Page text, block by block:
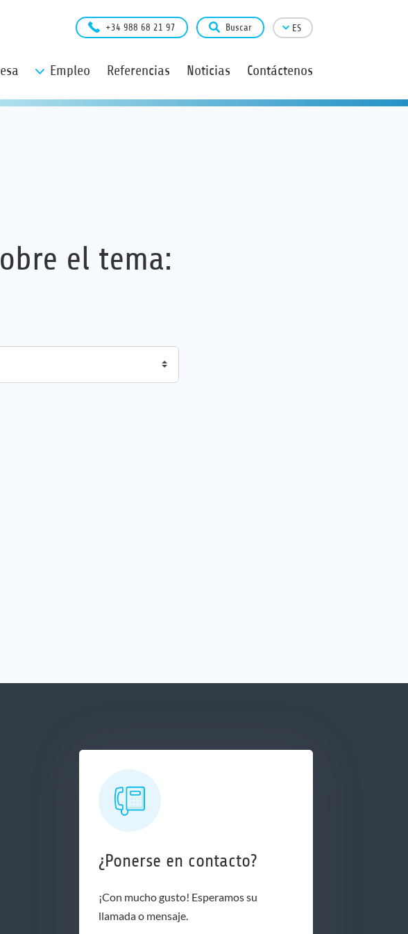
Empleo Referencias Noticias Contáctenos
+34 988 68 21 97 Buscar ES
el tema:
¿Ponerse en contacto?
¡Con mucho gusto! Esperamos su
llamada o mensaje.